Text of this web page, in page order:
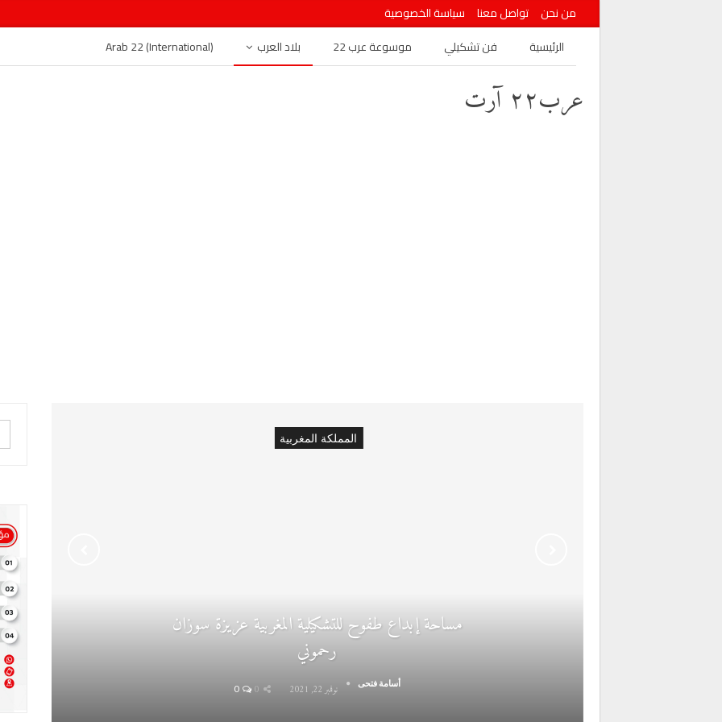
من نحن تواصل معنا
سياسة الخصوصية
الرئيسية
فن تشكيلي موسوعة عرب 22 بلاد العرب Arab 22 (International)
عرب٢٢ آرت
المملكة المغربية
مساحة إبداع طفوح للتشكيلية المغربية عزيزة سوزان
رحموني
أسامة فتحى نوفمبر 22, 2021 0